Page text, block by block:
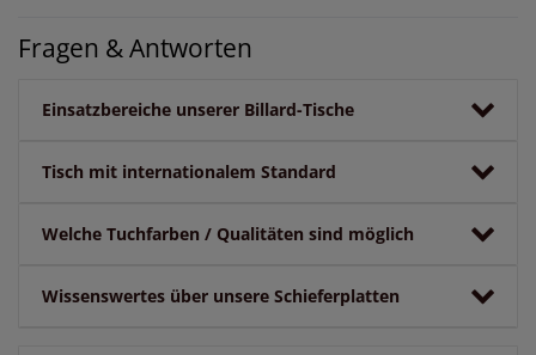
Fragen & Antworten
Einsatzbereiche unserer Billard-Tische
Tisch mit internationalem Standard
Welche Tuchfarben / Qualitäten sind möglich
Wissenswertes über unsere Schieferplatten